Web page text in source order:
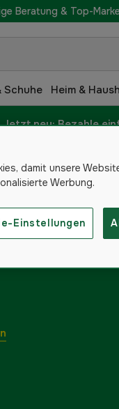
Beratung & Top-
Schuhe Heim &
Jetzt neu: Bezahle
damit unsere
Werbung.
Einstellungen